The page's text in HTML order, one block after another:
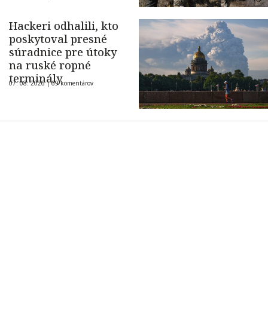
Hackeri odhalili, kto
poskytoval presné
súradnice pre útoky
na ruské ropné
terminály
07. 08. 2026 |69 komentárov